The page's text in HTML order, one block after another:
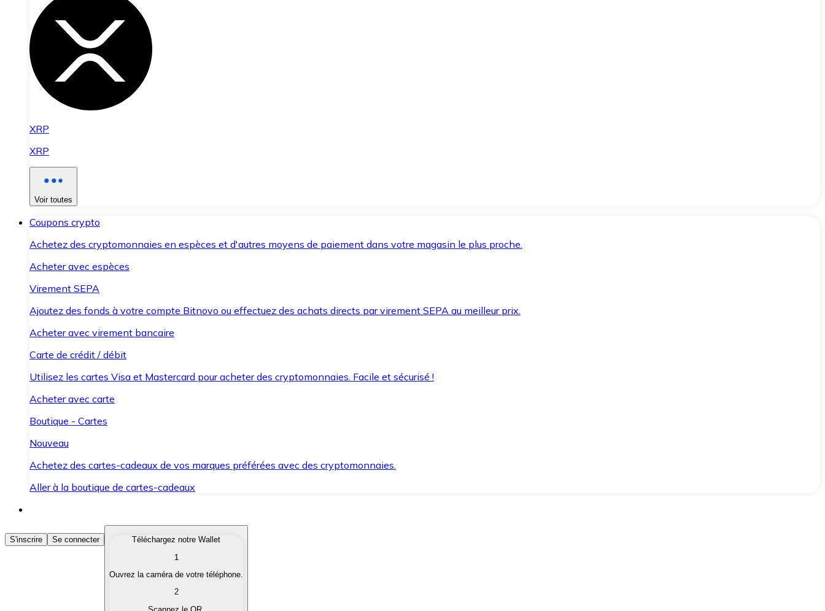
XRP
XRP
Voir toutes
Coupons crypto
Achetez des cryptomonnaies en espèces et d'autres moyens de paiement dans votre magasin le plus proche.
Acheter avec espèces
Virement SEPA
Ajoutez des fonds à votre compte Bitnovo ou effectuez des achats directs par virement SEPA au meilleur prix.
Acheter avec virement bancaire
Carte de crédit / débit
Utilisez les cartes Visa et Mastercard pour acheter des cryptomonnaies. Facile et sécurisé !
Acheter avec carte
Boutique - Cartes
Nouveau
Achetez des cartes-cadeaux de vos marques préférées avec des cryptomonnaies.
Aller à la boutique de cartes-cadeaux
Acheter des Cryptomonnaies
Achetez les cryptomonnaies qui vous intéressent rapidement et en toute sécurité.
Convertissez vos cryptomonnaies en monnaie fiduciaire lorsque vous en avez besoin.
S'inscrire Se connecter
Téléchargez notre Wallet
1
Ouvrez la caméra de votre téléphone.
2